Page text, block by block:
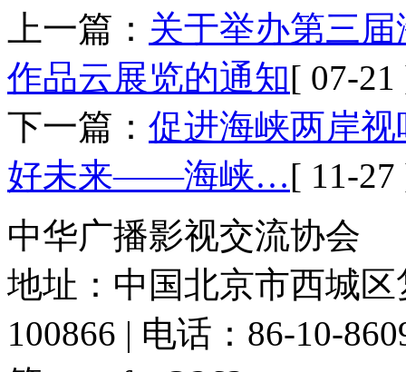
上一篇： 关于举办第三
作品云展览的通知[ 07-21
下一篇： 促进海峡两岸
好未来——海峡…[ 11-27
中华广播影视交流协会
地址：中国北京市西城
100866 | 电话：86-10-